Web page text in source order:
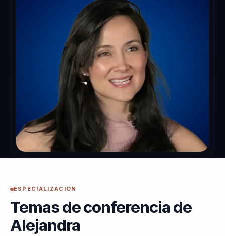
ESPECIALIZACIÓN
Temas de conferencia de
Alejandra